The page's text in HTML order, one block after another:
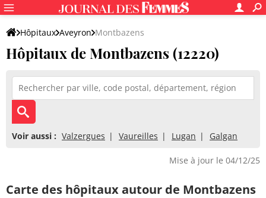
Hôpitaux Aveyron Montbazens
Hôpitaux de Montbazens (12220)
Voir aussi : Valzergues Vaureilles Lugan Galgan
Mise à jour le 04/12/25
Carte des hôpitaux autour de Montbazens